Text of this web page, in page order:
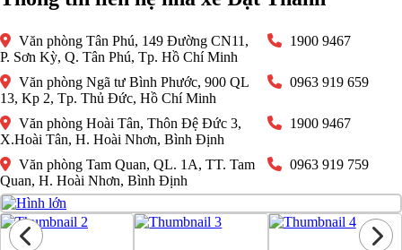
Văn phòng Tân Phú, 149 Đường CN11,
P. Sơn Kỳ, Q. Tân Phú, Tp. Hồ Chí Minh
1900 9467
Văn phòng Ngã tư Bình Phước, 900 QL
13, Kp 2, Tp. Thủ Đức, Hồ Chí Minh
0963 919 659
Văn phòng Hoài Tân, Thôn Đệ Đức 3,
X.Hoài Tân, H. Hoài Nhơn, Bình Định
1900 9467
Văn phòng Tam Quan, QL. 1A, TT. Tam
Quan, H. Hoài Nhơn, Bình Định
0963 919 759